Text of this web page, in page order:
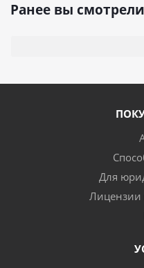
Ранее вы смотрели
Для
Лицензии